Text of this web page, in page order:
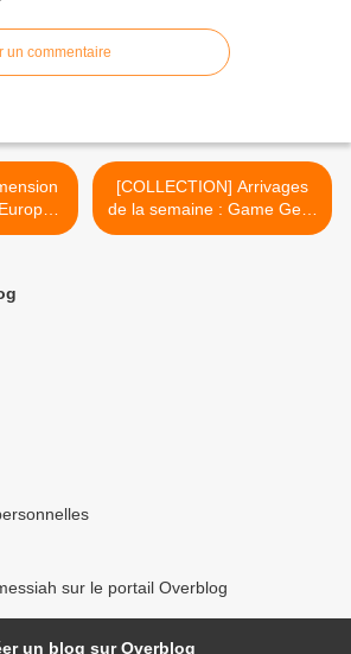
un commentaire
[COLLECTION] Arrivages
de la semaine : Game Gear
et autres joyeusetés >
sur le portail Overblog
un blog sur Overblog